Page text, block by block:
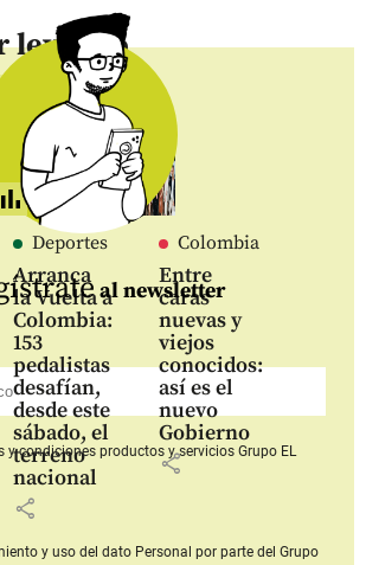
leyendo
Deportes
Arranca
la Vuelta a
Colombia:
153
pedalistas
desafían,
desde este
sábado, el
terreno
nacional
share
Colombia
Entre
caras
nuevas y
viejos
conocidos:
así es el
nuevo
Gobierno
share
al newsletter
y condiciones productos y serviciosGrupo EL
y uso del dato Personal por parte del Grupo